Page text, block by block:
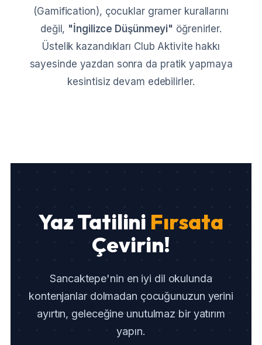
(Gamification), çocuklar gramer kurallarını
değil, "İngilizce Düşünmeyi" öğrenirler.
Üstelik kazandıkları Club Aktivite hakkı
sayesinde yazdan sonra da pratik yapmaya
kesintisiz devam edebilirler.
Yaz Tatilini Fırsata
Çevirin!
Sancaktepe'nin en iyi dil okulunda
kontenjanlar dolmadan çocuğunuzun yerini
ayırtın, geleceğine unutulmaz bir yatırım
yapın.